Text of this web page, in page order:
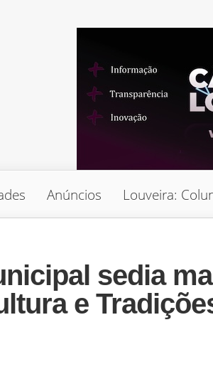
Anúncios Louveira:
sedia
e